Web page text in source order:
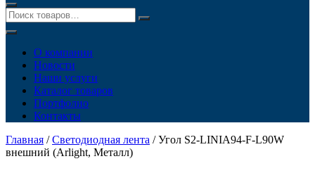
О компании
Новости
Наши услуги
Каталог товаров
Портфолио
Контакты
Главная /Светодиодная лента / Угол S2-LINIA94-F-L90W
внешний (Arlight, Металл)